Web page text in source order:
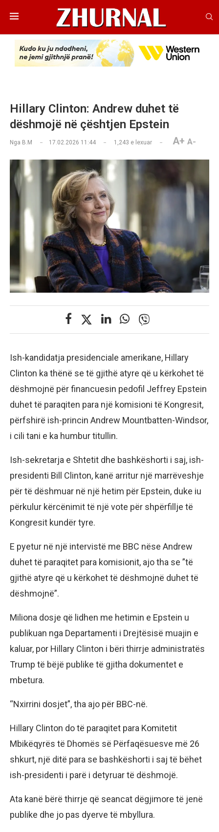
Hillary Clinton: Andrew duhet të
dëshmojë në çështjen Epstein
Nga B.M 17.02.2026 11:44 1,243 e lexuar A+ A-
Ish-kandidatja presidenciale amerikane, Hillary
Clinton ka thënë se të gjithë atyre që u kërkohet të
dëshmojnë për financuesin pedofil Jeffrey Epstein
duhet të paraqiten para një komisioni të Kongresit,
përfshirë ish-princin Andrew Mountbatten-Windsor,
i cili tani e ka humbur titullin.
Ish-sekretarja e Shtetit dhe bashkëshorti i saj, ish-
presidenti Bill Clinton, kanë arritur një marrëveshje
për të dëshmuar në një hetim për Epstein, duke iu
përkulur kërcënimit të një vote për shpërfillje të
Kongresit kundër tyre.
E pyetur në një intervistë me BBC nëse Andrew
duhet të paraqitet para komisionit, ajo tha se ”të
gjithë atyre që u kërkohet të dëshmojnë duhet të
dëshmojnë”.
Miliona dosje që lidhen me hetimin e Epstein u
publikuan nga Departamenti i Drejtësisë muajin e
kaluar, por Hillary Clinton i bëri thirrje administratës
Trump të bëjë publike të gjitha dokumentet e
mbetura.
“Nxirrini dosjet”, tha ajo për BBC-në.
Hillary Clinton do të paraqitet para Komitetit
Mbikëqyrës të Dhomës së Përfaqësuesve më 26
shkurt, një ditë para se bashkëshorti i saj të bëhet
ish-presidenti i parë i detyruar të dëshmojë.
Ata kanë bërë thirrje që seancat dëgjimore të jenë
publike dhe jo pas dyerve të mbyllura.